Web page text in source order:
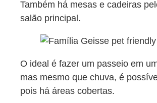
Também há mesas e cadeiras
salão principal.
O ideal é fazer um passeio em
mas mesmo que chuva, é
pois há áreas cobertas.